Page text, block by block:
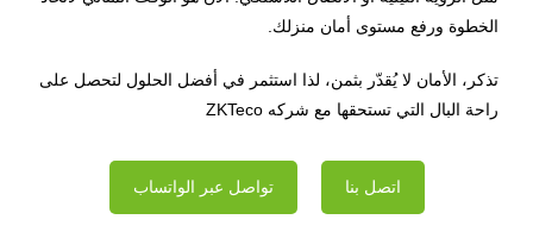
الخطوة ورفع مستوى أمان منزلك.
تذكر، الأمان لا يُقدّر بثمن، لذا استثمر في أفضل الحلول لتحصل على
راحة البال التي تستحقها مع شركه ZKTeco
اتصل بنا تواصل عبر الواتساب